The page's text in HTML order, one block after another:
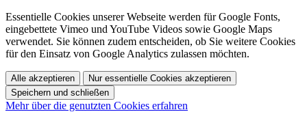
Essentielle Cookies unserer Webseite werden für Google Fonts,
eingebettete Vimeo und YouTube Videos sowie Google Maps
verwendet. Sie können zudem entscheiden, ob Sie weitere Cookies
für den Einsatz von Google Analytics zulassen möchten.
Alle akzeptieren
Nur essentielle Cookies akzeptieren
Speichern und schließen
Mehr über die genutzten Cookies erfahren